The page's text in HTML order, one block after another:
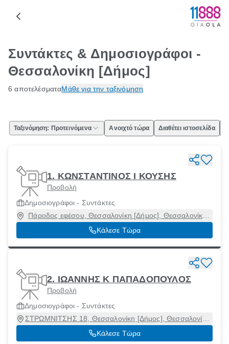
Συντάκτες & Δημοσιογράφοι -
Θεσσαλονίκη [Δήμος]
6 αποτελέσματαΜάθε για την ταξινόμηση
Ταξινόμηση: Προτεινόμενα Ανοιχτό τώρα Διαθέτει ιστοσελίδα
1. ΚΩΝΣΤΑΝΤΙΝΟΣ Ι ΚΟΥΣΗΣ
Προβολή
Δημοσιογράφοι - Συντάκτες
Πάροδος εφέσου, Θεσσαλονίκη [Δήμος], Θεσσαλονίκη,
57010
Κάλεσε Τώρα
2. ΙΩΑΝΝΗΣ Κ ΠΑΠΑΔΟΠΟΥΛΟΣ
Προβολή
Δημοσιογράφοι - Συντάκτες
ΣΤΡΩΜΝΙΤΣΗΣ 18, Θεσσαλονίκη [Δήμος], Θεσσαλονίκη,
54248
Κάλεσε Τώρα